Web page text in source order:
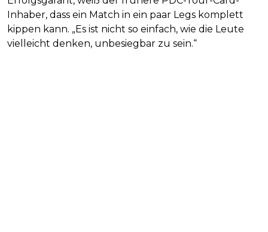
Inhaber, dass ein Match in ein paar Legs komplett
kippen kann. „Es ist nicht so einfach, wie die Leute
vielleicht denken, unbesiegbar zu sein.“